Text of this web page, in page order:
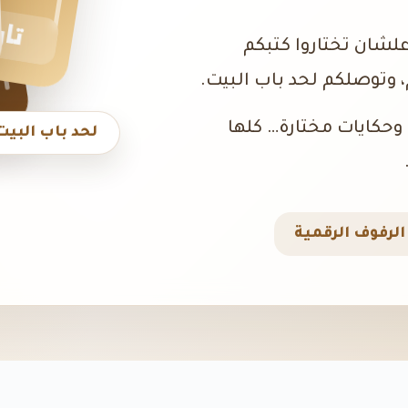
تختاروا كتبكم
وتوصلكم لحد باب البيت.
وحكايات مختارة… كلها
الرقمية
لحد باب